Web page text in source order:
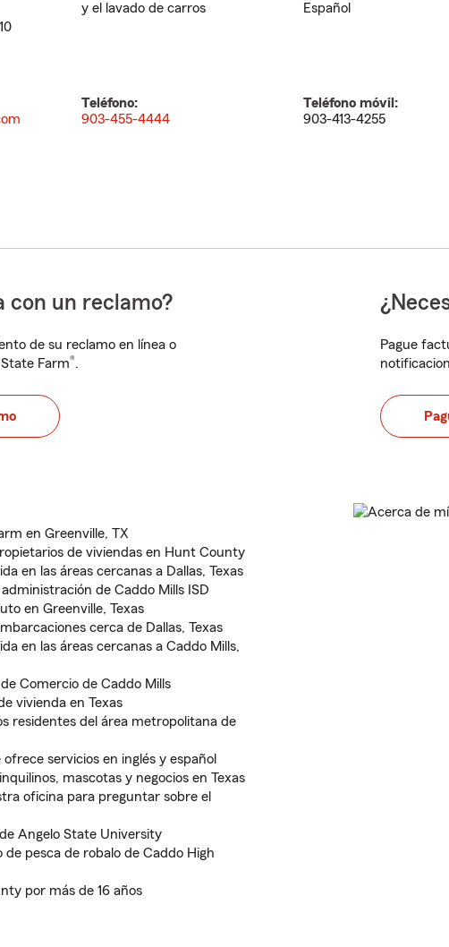
y el lavado de carros
Español
Teléfono:
903-455-4444
Teléfono móvil:
903-413-4255
con un reclamo?
de su reclamo en línea o
Farm®.
Pague
en Greenville, TX
de viviendas en Hunt County
en las áreas cercanas a Dallas, Texas
de Caddo Mills ISD
en Greenville, Texas
cerca de Dallas, Texas
en las áreas cercanas a Caddo Mills,
Comercio de Caddo Mills
vivienda en Texas
residentes del área metropolitana de
servicios en inglés y español
mascotas y negocios en Texas
oficina para preguntar sobre el
Angelo State University
pesca de robalo de Caddo High
por más de 16 años